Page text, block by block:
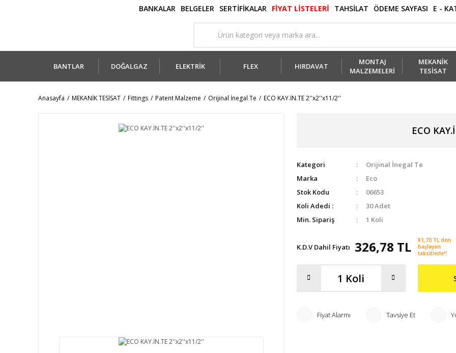
BANKALAR BELGELER SERTİFİKALAR FİYAT LİSTELERİ TAHSİLAT ÖDEME SAYFASI E -
BANTLAR DOĞALGAZ ELEKTRİK FLEX HIRDAVAT
MONTAJ
MALZEMELERİ
MEKANİK
TESİSAT
Anasayfa MEKANİK TESİSAT Fittings Patent Malzeme Orijinal İnegal Te ECO KAY.İN.TE 2''x2''x11/2''
ECO
Kategori
Orijinal İnegal Te
Marka
Eco
Stok Kodu
06653
Koli Adedi :
30 Adet
Min. Sipariş
1 Koli
K.D.V Dahil Fiyatı 326,78 TL
81,70 TL den
başlayan
taksitlerle!!
Fiyat Alarmı Tavsiye Et